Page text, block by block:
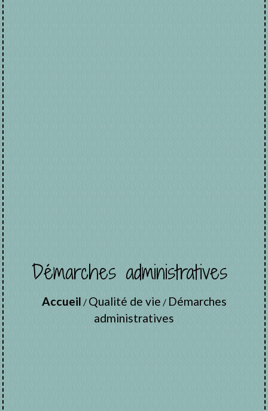
Démarches administratives
Accueil / Qualité de vie / Démarches
administratives